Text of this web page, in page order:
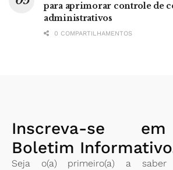
para aprimorar controle de
administrativos
0 COMPARTILHAMENTOS
Inscreva-se
Boletim
Seja o(a) primeiro(a) a saber